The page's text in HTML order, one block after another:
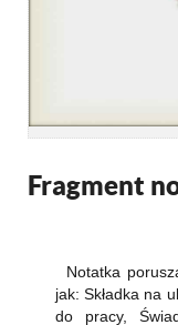
Fragment
Notatka
jak: Składka na
do pracy,